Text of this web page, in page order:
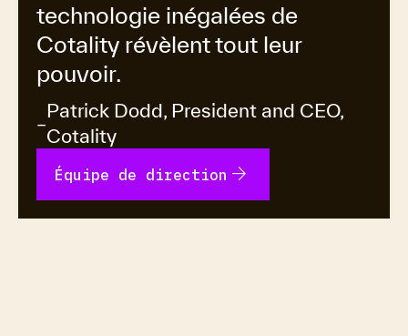
technologie inégalées de
Cotality révèlent tout leur
pouvoir.
–
Patrick Dodd, President and CEO,
Cotality
Équipe de direction arrow_forward